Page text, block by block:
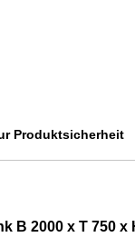
Produktsicherheit
B 2000 x T 750 x